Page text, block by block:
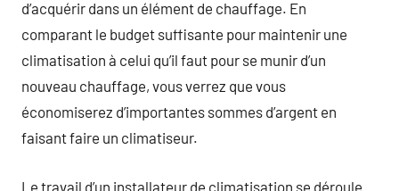
d’acquérir dans un élément de chauffage. En
comparant le budget suffisante pour maintenir une
climatisation à celui qu’il faut pour se munir d’un
nouveau chauffage, vous verrez que vous
économiserez d’importantes sommes d’argent en
faisant faire un climatiseur.
Le travail d’un installateur de climatisation se déroule